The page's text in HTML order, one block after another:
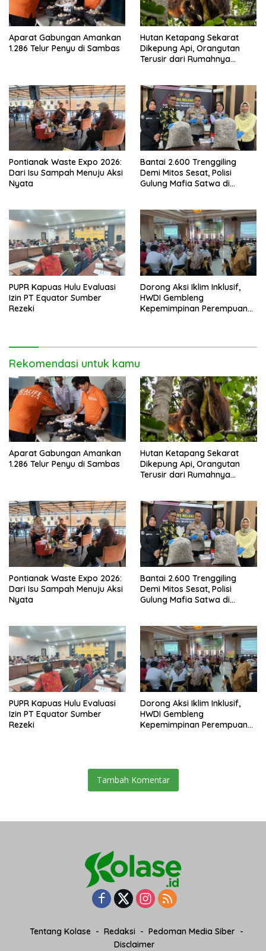
Aparat Gabungan Amankan
1.286 Telur Penyu di Sambas
Hutan Ketapang Sekarat
Dikepung Api, Orangutan
Terusir dari Rumahnya
Pontianak Waste Expo 2026:
Dari Isu Sampah Menuju Aksi
Nyata
Bantai 2.600 Trenggiling
Demi Mitos Sesat, Polisi
Gulung Mafia Satwa di
PUPR Kapuas Hulu Evaluasi
Izin PT Equator Sumber
Rezeki
Dorong Aksi Iklim Inklusif,
HWDI Gembleng
Kepemimpinan Perempuan
Rekomendasi untuk kamu
Aparat Gabungan Amankan
1.286 Telur Penyu di Sambas
Hutan Ketapang Sekarat
Dikepung Api, Orangutan
Terusir dari Rumahnya
Pontianak Waste Expo 2026:
Dari Isu Sampah Menuju Aksi
Nyata
Bantai 2.600 Trenggiling
Demi Mitos Sesat, Polisi
Gulung Mafia Satwa di
PUPR Kapuas Hulu Evaluasi
Izin PT Equator Sumber
Rezeki
Dorong Aksi Iklim Inklusif,
HWDI Gembleng
Kepemimpinan Perempuan
Tambah Komentar
Tentang Kolase Redaksi
Pedoman Media Siber
Disclaimer